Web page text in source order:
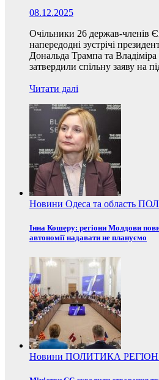
08.12.2025
Очільники 26 держав-членів
напередодні зустрічі
Дональда Трампа та
затвердили спільну заяву на
Читати далі
Новини Одеса та область
Інна Кошеру: регіони Молдови
автономії надавати не плануємо
Новини ПОЛИТИКА РЕГІОН